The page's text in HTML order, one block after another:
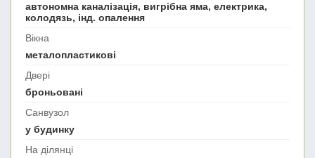
автономна каналізація, вигрібна яма, електрика,
колодязь, інд. опалення
Вікна
металопластикові
Двері
броньовані
Санвузол
у будинку
На ділянці